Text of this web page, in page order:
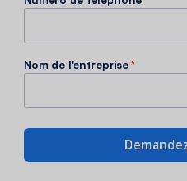
Nom de l'entreprise*